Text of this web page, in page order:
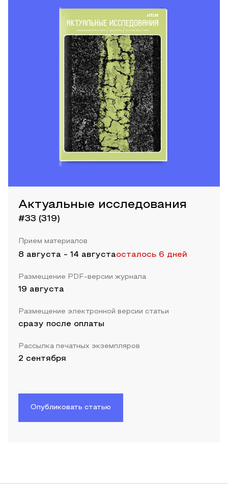
Актуальные исследования
#33 (319)
Прием материалов
8 августа - 14 августаосталось 6 дней
Размещение PDF-версии журнала
19 августа
Размещение электронной версии статьи
сразу после оплаты
Рассылка печатных экземпляров
2 сентября
Опубликовать статью